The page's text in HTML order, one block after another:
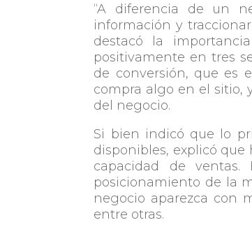
“A diferencia de un
información y
destacó la
positivamente en tres
de conversión, que es
compra algo en el sitio,
del negocio.
Si bien indicó que lo
disponibles, explicó
capacidad de
posicionamiento de la
negocio aparezca con
entre otras.